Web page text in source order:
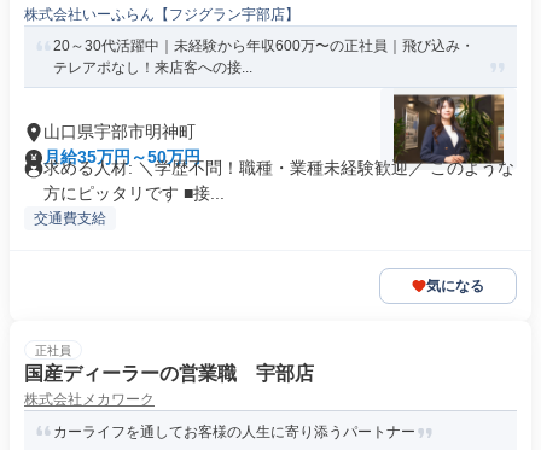
株式会社いーふらん【フジグラン宇部店】
20～30代活躍中｜未経験から年収600万〜の正社員｜飛び込み・
テレアポなし！来店客への接...
山口県宇部市明神町
月給35万円～50万円
求める人材: ＼学歴不問！職種・業種未経験歓迎／ このような
方にピッタリです ■接...
交通費支給
気になる
正社員
国産ディーラーの営業職 宇部店
株式会社メカワーク
カーライフを通してお客様の人生に寄り添うパートナー